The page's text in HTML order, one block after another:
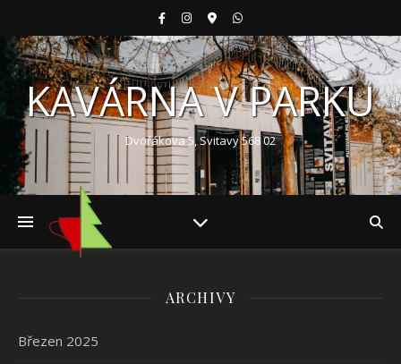
KAVÁRNA V PARKU
Dvořákova 5, Svitavy 568 02
ARCHIVY
Březen 2025